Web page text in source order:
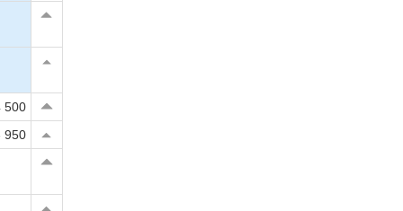
500
950